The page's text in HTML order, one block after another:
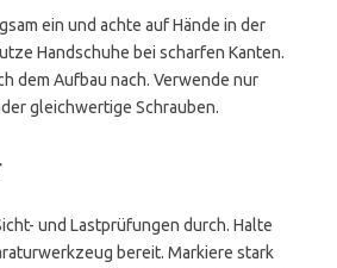
ein und achte auf Hände in der
Handschuhe bei scharfen Kanten.
dem Aufbau nach. Verwende nur
gleichwertige Schrauben.
und Lastprüfungen durch. Halte
bereit. Markiere stark